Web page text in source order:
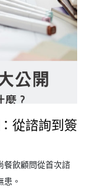
從諮詢到簽
餐飲顧問從首次諮
。